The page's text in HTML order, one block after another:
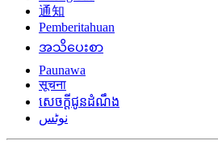
通知
Pemberitahuan
အသိပေးစာ
Paunawa
सूचना
សេចក្តីជូនដំណឹង
نوٹس